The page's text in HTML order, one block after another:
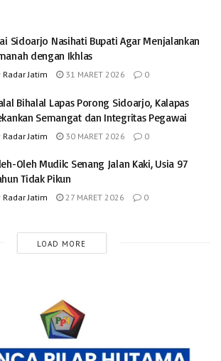
Sidoarjo Nasihati Bupati Agar Menjalankan
dengan Ikhlas
Radar Jatim 31 MARET 2026 0
Bihalal Lapas Porong Sidoarjo, Kalapas
Semangat dan Integritas Pegawai
Radar Jatim 30 MARET 2026 0
Oleh Mudik: Senang Jalan Kaki, Usia 97
Tidak Pikun
Radar Jatim 27 MARET 2026 0
LOAD MORE